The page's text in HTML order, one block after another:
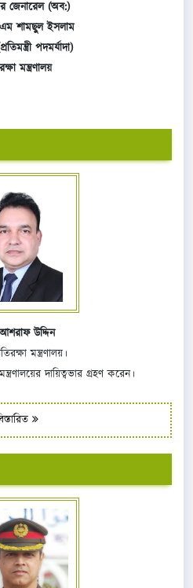
জেনারেল (অব:)
শামছুল ইসলাম
পদমর্যাদা)
মন্ত্রণালয়
উদ্দিন
মন্ত্রণালয়।
দায়িত্বভার গ্রহণ করেন।